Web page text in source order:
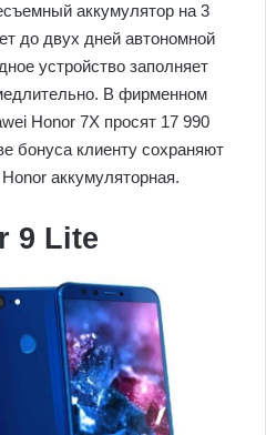
аккумулятор на 3
до двух дней автономной
устройство заполняет
В фирменном
Honor 7X просят 17 990
бонуса клиенту сохраняют
аккумуляторная.
9 Lite